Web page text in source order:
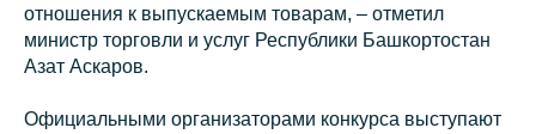
отношения к выпускаемым товарам, – отметил
министр торговли и услуг Республики Башкортостан
Азат Аскаров.
Официальными организаторами конкурса выступают